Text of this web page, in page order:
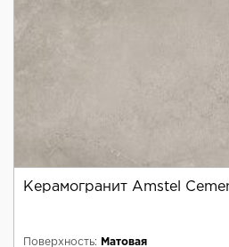
Керамогранит Amstel
Поверхность:
Матовая